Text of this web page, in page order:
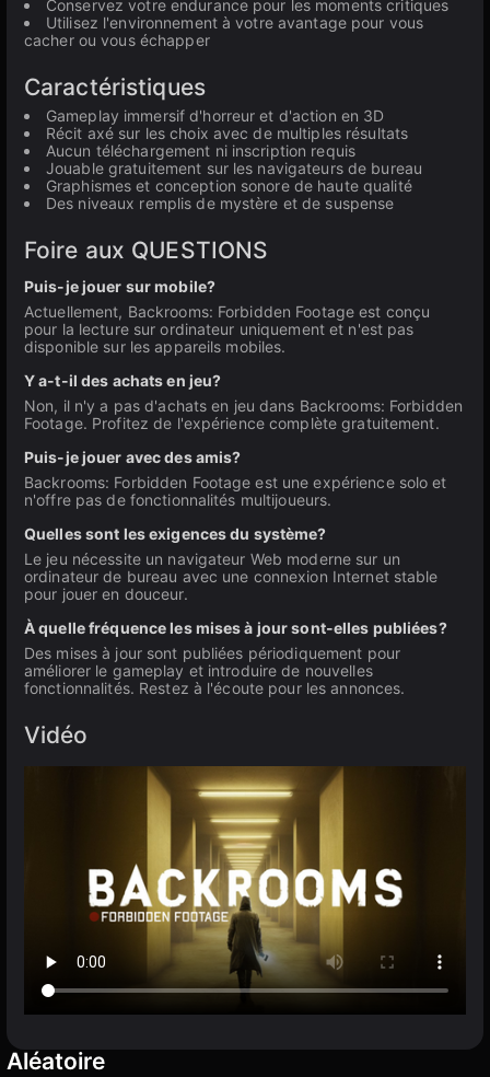
Conservez votre endurance pour les moments critiques
Utilisez l'environnement à votre avantage pour vous
cacher ou vous échapper
Caractéristiques
Gameplay immersif d'horreur et d'action en 3D
Récit axé sur les choix avec de multiples résultats
Aucun téléchargement ni inscription requis
Jouable gratuitement sur les navigateurs de bureau
Graphismes et conception sonore de haute qualité
Des niveaux remplis de mystère et de suspense
Foire aux QUESTIONS
Puis-je jouer sur mobile?
Actuellement, Backrooms: Forbidden Footage est conçu
pour la lecture sur ordinateur uniquement et n'est pas
disponible sur les appareils mobiles.
Y a-t-il des achats en jeu?
Non, il n'y a pas d'achats en jeu dans Backrooms: Forbidden
Footage. Profitez de l'expérience complète gratuitement.
Puis-je jouer avec des amis?
Backrooms: Forbidden Footage est une expérience solo et
n'offre pas de fonctionnalités multijoueurs.
Quelles sont les exigences du système?
Le jeu nécessite un navigateur Web moderne sur un
ordinateur de bureau avec une connexion Internet stable
pour jouer en douceur.
À quelle fréquence les mises à jour sont-elles publiées?
Des mises à jour sont publiées périodiquement pour
améliorer le gameplay et introduire de nouvelles
fonctionnalités. Restez à l'écoute pour les annonces.
Vidéo
Aléatoire